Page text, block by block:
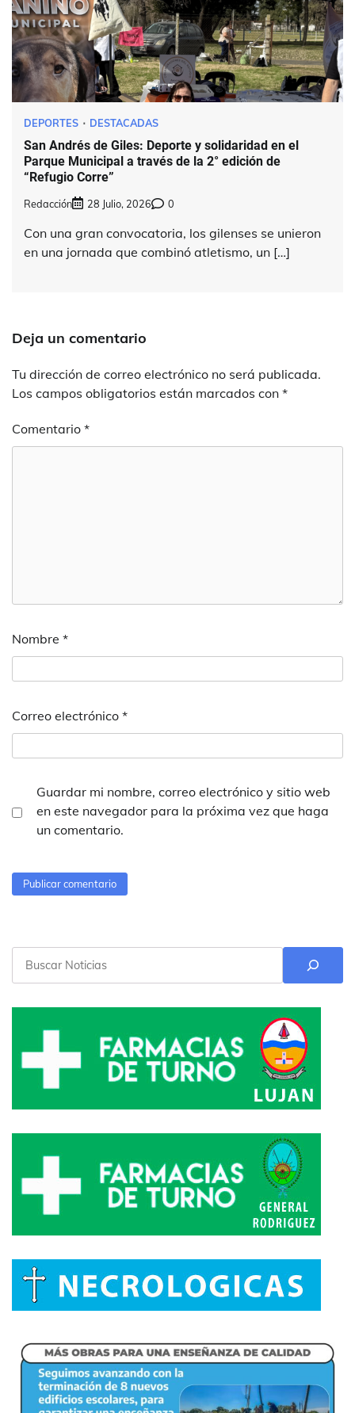
DEPORTES DESTACADAS
San Andrés de Giles: Deporte y solidaridad en el
Parque Municipal a través de la 2° edición de
“Refugio Corre”
Redacción 28 Julio, 2026 0
Con una gran convocatoria, los gilenses se unieron
en una jornada que combinó atletismo, un […]
Deja un comentario
Tu dirección de correo electrónico no será publicada.
Los campos obligatorios están marcados con *
Comentario *
Nombre *
Correo electrónico *
Guardar mi nombre, correo electrónico y sitio web
en este navegador para la próxima vez que haga
un comentario.